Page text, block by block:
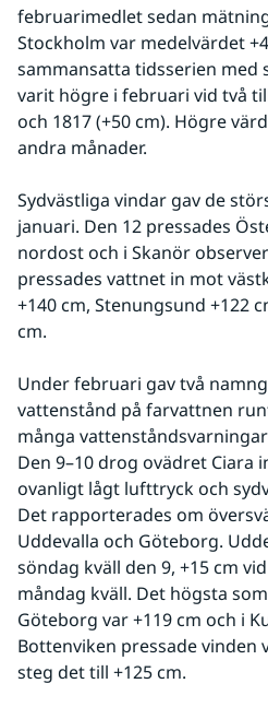
februarimedlet sedan
Stockholm var medelvärdet
sammansatta tidsserien med
varit högre i februari vid två
och 1817 (+50 cm). Högre
andra månader.
Sydvästliga vindar gav de
januari. Den 12 pressades
nordost och i Skanör
pressades vattnet in mot
+140 cm, Stenungsund +122
cm.
Under februari gav två
vattenstånd på farvattnen
många
Den 9–10 drog ovädret Ciara
ovanligt lågt lufttryck och
Det rapporterades om
Uddevalla och Göteborg.
söndag kväll den 9, +15 cm
måndag kväll. Det högsta
Göteborg var +119 cm och i
Bottenviken pressade vinden
steg det till +125 cm.